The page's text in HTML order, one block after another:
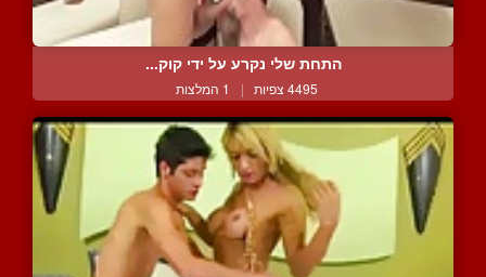
התחת שלי נקרע על ידי קוק...
4495 צפיות | 1 המלצות